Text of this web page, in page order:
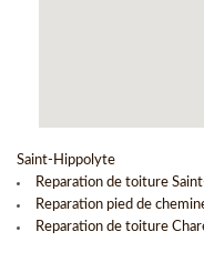
Saint-Hippolyte
Reparation de toiture
Reparation pied de
Reparation de toiture